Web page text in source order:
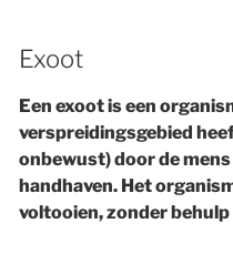
Exoot
Een exoot is een
verspreidingsgebied
onbewust) door de
handhaven. Het
voltooien, zonder behulp